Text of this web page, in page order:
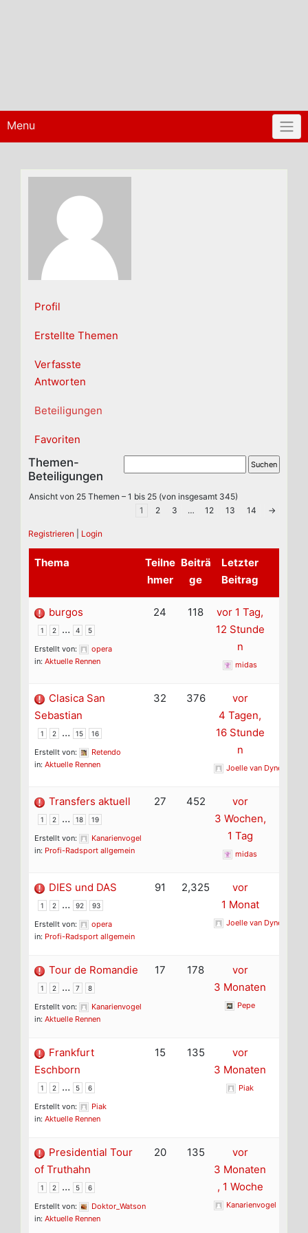
Menu
Profil
Erstellte Themen
Verfasste
Antworten
Beteiligungen
Favoriten
Themen-
Beteiligungen
Ansicht von 25 Themen – 1 bis 25 (von insgesamt 345)
1
2 3 … 12 13 14 →
Registrieren Login
Thema
Teilne
hmer
Beiträ
ge
Letzter
Beitrag
burgos
1 2 … 4 5
Erstellt von:
opera
in: Aktuelle Rennen
24 118
vor 1 Tag,
12 Stunde
n
midas
Clasica San
Sebastian
1 2 … 15 16
Erstellt von:
Retendo
in: Aktuelle Rennen
32 376
vor
4 Tagen,
16 Stunde
n
Joelle van Dyne
Transfers aktuell
1 2 … 18 19
Erstellt von:
Kanarienvogel
in: Profi-Radsport allgemein
27 452
vor
3 Wochen,
1 Tag
midas
DIES und DAS
1 2 … 92 93
Erstellt von:
opera
in: Profi-Radsport allgemein
91 2,325
vor
1 Monat
Joelle van Dyne
Tour de Romandie
1 2 … 7 8
Erstellt von:
Kanarienvogel
in: Aktuelle Rennen
17 178
vor
3 Monaten
Pepe
Frankfurt
Eschborn
1 2 … 5 6
Erstellt von:
Piak
in: Aktuelle Rennen
15 135
vor
3 Monaten
Piak
Presidential Tour
of Truthahn
1 2 … 5 6
Erstellt von:
Doktor_Watson
in: Aktuelle Rennen
20 135
vor
3 Monaten
, 1 Woche
Kanarienvogel